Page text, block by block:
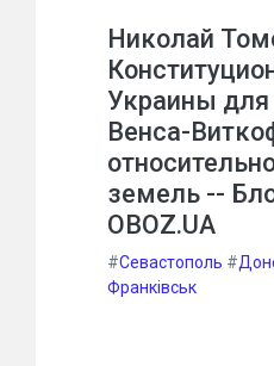
Николай
Украины
Венса-
земель --
OBOZ.UA
#Севастополь #
Франківськ